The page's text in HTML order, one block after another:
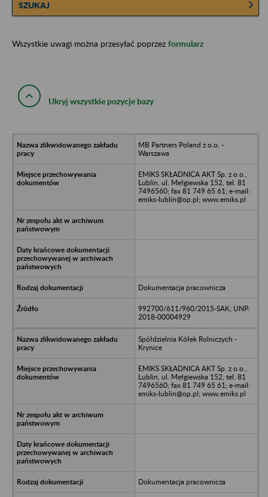
SZUKAJ
Wszystkie uwagi można przesyłać poprzez formularz
Ukryj wszystkie pozycje bazy
MB Partners Poland z o.o. -
Warszawa
EMIKS SKŁADNICA AKT Sp. z o.o.,
Lublin, ul. Mełgiewska 152, tel. 81
7496560; fax 81 749 65 61; e-mail:
emiks-lublin@op.pl; www.emiks.pl
Dokumentacja pracownicza
992700/611/960/2015-SAK; UNP:
2018-00004929
Spółdzielnia Kółek Rolniczych -
Krynice
EMIKS SKŁADNICA AKT Sp. z o.o.,
Lublin, ul. Mełgiewska 152, tel. 81
7496560; fax 81 749 65 61; e-mail:
emiks-lublin@op.pl; www.emiks.pl
Dokumentacja pracownicza